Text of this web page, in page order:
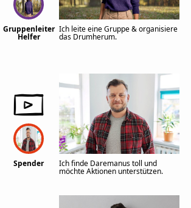
Gruppenleiter
Helfer
Ich leite eine Gruppe & organisiere
das Drumherum.
Spender Ich finde Daremanus toll und
möchte Aktionen unterstützen.